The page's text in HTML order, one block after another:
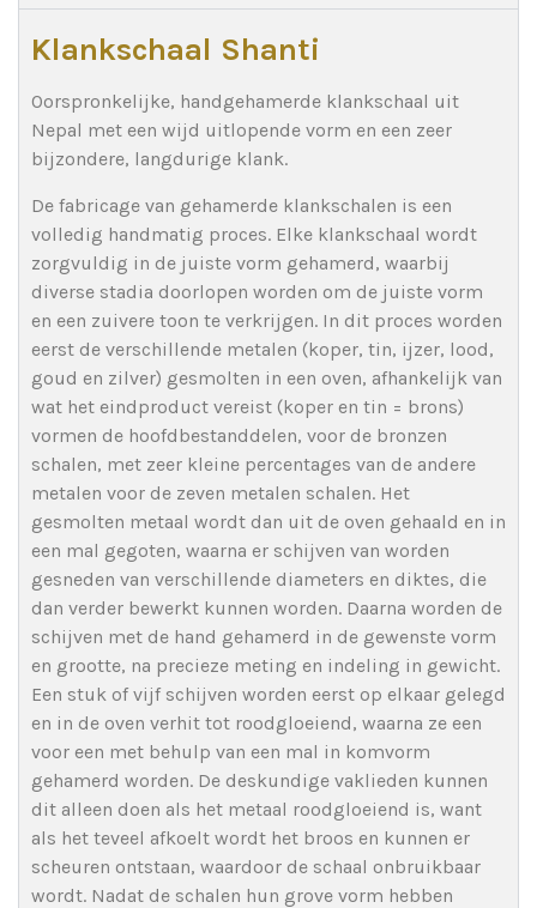
Klankschaal Shanti
Oorspronkelijke, handgehamerde klankschaal uit
Nepal met een wijd uitlopende vorm en een zeer
bijzondere, langdurige klank.
De fabricage van gehamerde klankschalen is een
volledig handmatig proces. Elke klankschaal wordt
zorgvuldig in de juiste vorm gehamerd, waarbij
diverse stadia doorlopen worden om de juiste vorm
en een zuivere toon te verkrijgen. In dit proces worden
eerst de verschillende metalen (koper, tin, ijzer, lood,
goud en zilver) gesmolten in een oven, afhankelijk van
wat het eindproduct vereist (koper en tin = brons)
vormen de hoofdbestanddelen, voor de bronzen
schalen, met zeer kleine percentages van de andere
metalen voor de zeven metalen schalen. Het
gesmolten metaal wordt dan uit de oven gehaald en in
een mal gegoten, waarna er schijven van worden
gesneden van verschillende diameters en diktes, die
dan verder bewerkt kunnen worden. Daarna worden de
schijven met de hand gehamerd in de gewenste vorm
en grootte, na precieze meting en indeling in gewicht.
Een stuk of vijf schijven worden eerst op elkaar gelegd
en in de oven verhit tot roodgloeiend, waarna ze een
voor een met behulp van een mal in komvorm
gehamerd worden. De deskundige vaklieden kunnen
dit alleen doen als het metaal roodgloeiend is, want
als het teveel afkoelt wordt het broos en kunnen er
scheuren ontstaan, waardoor de schaal onbruikbaar
wordt. Nadat de schalen hun grove vorm hebben